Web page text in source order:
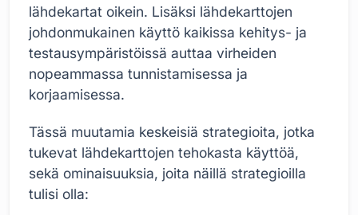
lähdekartat oikein. Lisäksi lähdekarttojen
johdonmukainen käyttö kaikissa kehitys- ja
testausympäristöissä auttaa virheiden
nopeammassa tunnistamisessa ja
korjaamisessa.
Tässä muutamia keskeisiä strategioita, jotka
tukevat lähdekarttojen tehokasta käyttöä,
sekä ominaisuuksia, joita näillä strategioilla
tulisi olla: